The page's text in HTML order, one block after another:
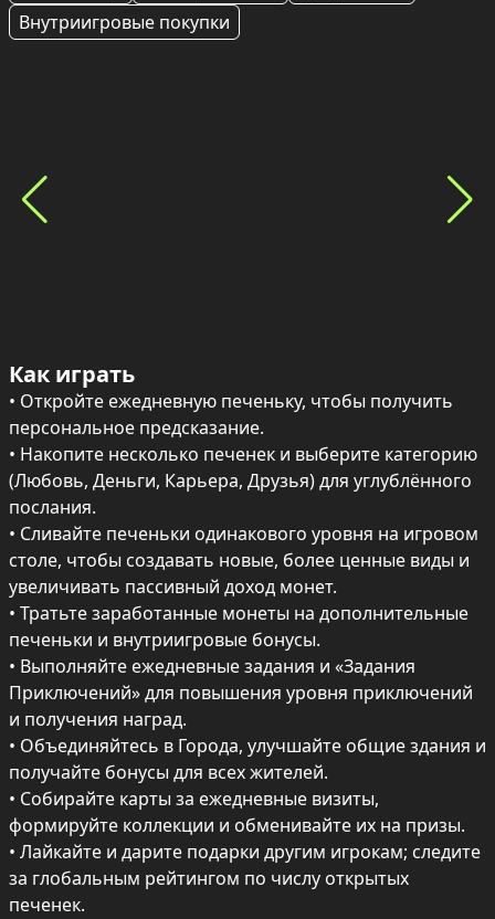
Внутриигровые покупки
Как играть
• Откройте ежедневную печеньку, чтобы получить
персональное предсказание.
• Накопите несколько печенек и выберите категорию
(Любовь, Деньги, Карьера, Друзья) для углублённого
послания.
• Сливайте печеньки одинакового уровня на игровом
столе, чтобы создавать новые, более ценные виды и
увеличивать пассивный доход монет.
• Тратьте заработанные монеты на дополнительные
печеньки и внутриигровые бонусы.
• Выполняйте ежедневные задания и «Задания
Приключений» для повышения уровня приключений
и получения наград.
• Объединяйтесь в Города, улучшайте общие здания и
получайте бонусы для всех жителей.
• Собирайте карты за ежедневные визиты,
формируйте коллекции и обменивайте их на призы.
• Лайкайте и дарите подарки другим игрокам; следите
за глобальным рейтингом по числу открытых
печенек.